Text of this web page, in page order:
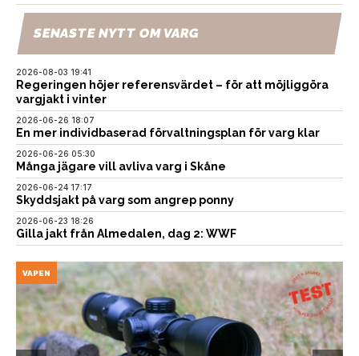
SENASTE NYTT OM VARG
2026-08-03 19:41
Regeringen höjer referensvärdet – för att möjliggöra
vargjakt i vinter
2026-06-26 18:07
En mer individbaserad förvaltningsplan för varg klar
2026-06-26 05:30
Många jägare vill avliva varg i Skåne
2026-06-24 17:17
Skyddsjakt på varg som angrep ponny
2026-06-23 18:26
Gilla jakt från Almedalen, dag 2: WWF
VAPEN